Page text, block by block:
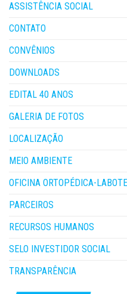
ASSISTÊNCIA SOCIAL
CONTATO
CONVÊNIOS
DOWNLOADS
EDITAL 40 ANOS
GALERIA DE FOTOS
LOCALIZAÇÃO
MEIO AMBIENTE
OFICINA ORTOPÉDICA-
PARCEIROS
RECURSOS HUMANOS
SELO INVESTIDOR SOCIAL
TRANSPARÊNCIA